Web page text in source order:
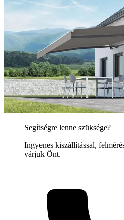
Segítségre lenne szüksége?
Ingyenes kiszállítással,
várjuk Önt.